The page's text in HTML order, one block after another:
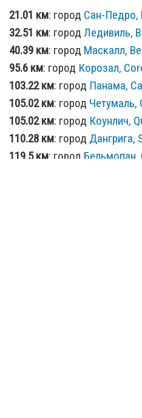
21.01 км: город Сан-Педро,
32.51 км: город Ледивиль,
40.39 км: город Маскалл,
95.6 км: город Корозал,
103.22 км: город Панама,
105.02 км: город Четумаль,
105.02 км: город Коунлич,
110.28 км: город Дангрига,
119.5 км: город Бельмопан,